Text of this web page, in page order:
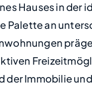
Hauses in der
Palette an
der Immobilie